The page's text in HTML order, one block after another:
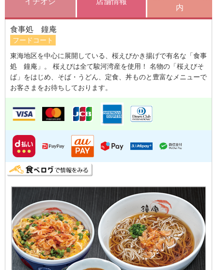
内
食事処 鐘庵
フードコート
東海地区を中心に展開している、桜えびかき揚げで有名な「食事
処 鐘庵」。 桜えびは全て駿河湾産を使用！ 名物の「桜えびそ
ば」をはじめ、そば・うどん、定食、丼ものと豊富なメニューで
お客さまをお待ちしております。